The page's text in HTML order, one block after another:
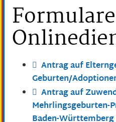
Antrag auf
Geburten/
Antrag auf
Mehrlingsgeburten-